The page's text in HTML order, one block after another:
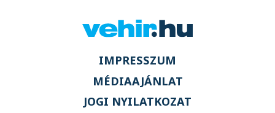
IMPRESSZUM
MÉDIAAJÁNLAT
JOGI NYILATKOZAT